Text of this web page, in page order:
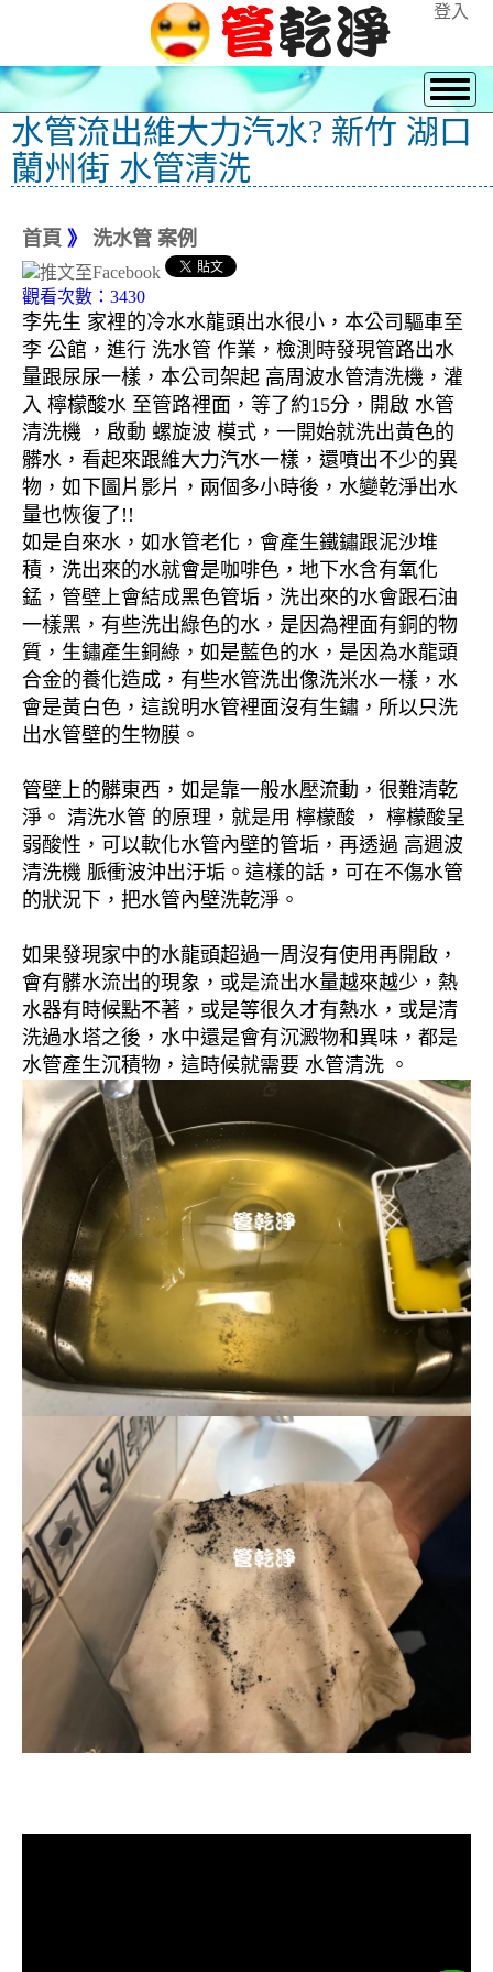
登入
水管流出維大力汽水? 新竹 湖口
蘭州街 水管清洗
首頁 》 洗水管 案例
觀看次數：3430
李先生 家裡的冷水水龍頭出水很小，本公司驅車至
李 公館，進行 洗水管 作業，檢測時發現管路出水
量跟尿尿一樣，本公司架起 高周波水管清洗機，灌
入 檸檬酸水 至管路裡面，等了約15分，開啟 水管
清洗機 ，啟動 螺旋波 模式，一開始就洗出黃色的
髒水，看起來跟維大力汽水一樣，還噴出不少的異
物，如下圖片影片，兩個多小時後，水變乾淨出水
量也恢復了!!
如是自來水，如水管老化，會產生鐵鏽跟泥沙堆
積，洗出來的水就會是咖啡色，地下水含有氧化
錳，管壁上會結成黑色管垢，洗出來的水會跟石油
一樣黑，有些洗出綠色的水，是因為裡面有銅的物
質，生鏽產生銅綠，如是藍色的水，是因為水龍頭
合金的養化造成，有些水管洗出像洗米水一樣，水
會是黃白色，這說明水管裡面沒有生鏽，所以只洗
出水管壁的生物膜。
管壁上的髒東西，如是靠一般水壓流動，很難清乾
淨。 清洗水管 的原理，就是用 檸檬酸 ， 檸檬酸呈
弱酸性，可以軟化水管內壁的管垢，再透過 高週波
清洗機 脈衝波沖出汙垢。這樣的話，可在不傷水管
的狀況下，把水管內壁洗乾淨。
如果發現家中的水龍頭超過一周沒有使用再開啟，
會有髒水流出的現象，或是流出水量越來越少，熱
水器有時候點不著，或是等很久才有熱水，或是清
洗過水塔之後，水中還是會有沉澱物和異味，都是
水管產生沉積物，這時候就需要 水管清洗 。